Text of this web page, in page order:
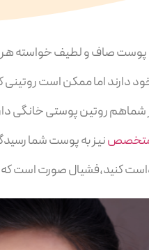
صاف و لطیف خواسته هر
دارند اما ممکن است روتینی
شماهم روتین پوستی خانگی
متخصصنیز به پوست شما
صورت است که یک نوع مراقبت360